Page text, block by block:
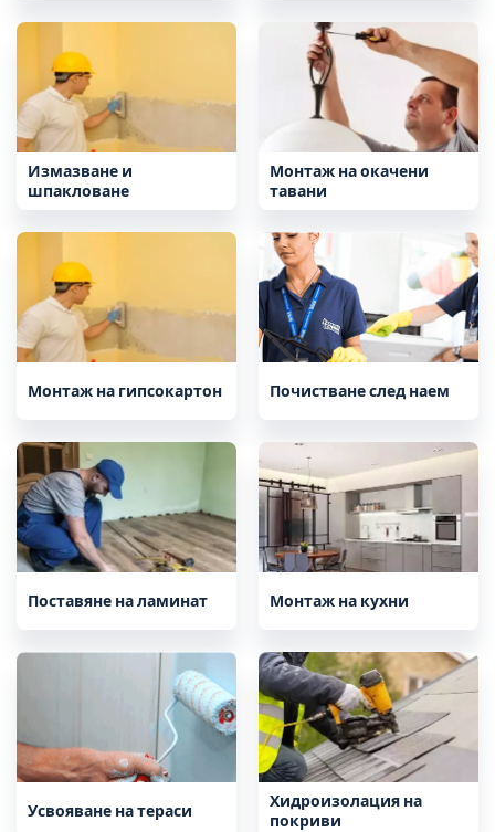
Измазване и
шпакловане
Монтаж на окачени
тавани
Монтаж на гипсокартон Почистване след наем
Поставяне на ламинат Монтаж на кухни
Усвояване на тераси
Хидроизолация на
покриви